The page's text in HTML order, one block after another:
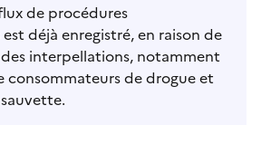
de procédures
déjà enregistré, en raison de
interpellations, notamment
consommateurs de drogue et